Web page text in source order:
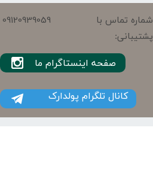
شماره تماس با
پشتیبانی:
09120939059
کانال تلگرام پولدارک
صفحه اینستاگرام ما